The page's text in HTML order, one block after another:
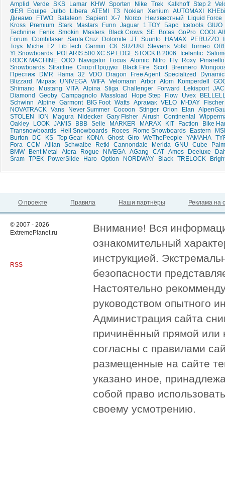
Amplid Verde SKS Lamar KHW Sporten Nike Trek Kalkhoff Step 2
ФЕЯ
Equipe Julbo Libera ATEMI T3 Nokian Xenium AUTOMAXI
Динамо
FTWO Bataleon Sapient X-7 Norco Неизвестный
Liquid Force
Kross
Premium Stark Mastars Funn Jaguar 1 TOY Барс Icetools GIUO
Technine
Fenix Smokin Masters Black Crows SE Botas GoPro COOL
Forum Combilaser Santa Cruz Dolomite JT Suunto HAMAX PERUZZO
Toys
Miche F2 Lib Tech Garmin СК SUZUKI Stevens Volkl Torneo
YESnowboards
POLARIS 500 XC SP EDGE STOCK B 2006 Icelantic
ROCK MACHINE ООО Navigator Focus Atomic Nitro Fly Roxy
Pinarello
Snowboards Straitline СпортПродукт Black Fire Scott Brennero
Престиж
DMR Hama 32 VDO Dragon Free Agent Specialized
Dynamic
Blizzard
Мираж UNIVEGA WIFA Velomann Arbor Atom Komperdell
Shimano
Mustang VITA Alpina Stiga Challenger Forward Lekisport
Diamond
Geoby Campagnolo Massload Hope Step Flow Uvex
Schwinn
Alpine Garmont BIG Foot Watts Аргамак VELO M-DAY
Fischer
NOVATRACK Vans Never Summer Cocoon Stinger Orion Elan
STOLEN
ION Magura Nidecker Gary Fisher Airush Continental
Oakley
LOOK JAMIS BBB Selle MARKER MARAX KIT Faction
Bike
Transnowboards
Hell Snowboards Roces Rome Snowboards Eastern
Burton
DC KS Top Gear KONA Ghost Giro WeThePeople YAMAHA
Fora CCM Allian Schwalbe Retki Cannondale Merida GNU Cube
BMW
Bent Metal Atera Rogue NIVEGA AGang CAT Amos Deeluxe
Sram ТРЕК PowerSlide Haro Option NORDWAY Black TRELOCK
О проекте Правила Наши партнёры Реклама на
© 2007 - 2026
ExtremePlanet.ru
RSS
Внимание! Вся
ознакомительный
инструкцией.
безопасности
Настоятельно
руководством опытного
Администрация сайта
причинённый прямой или
согласны с правилами
размещенные на сайте
указано иное,
собой право
своему усмотрению.